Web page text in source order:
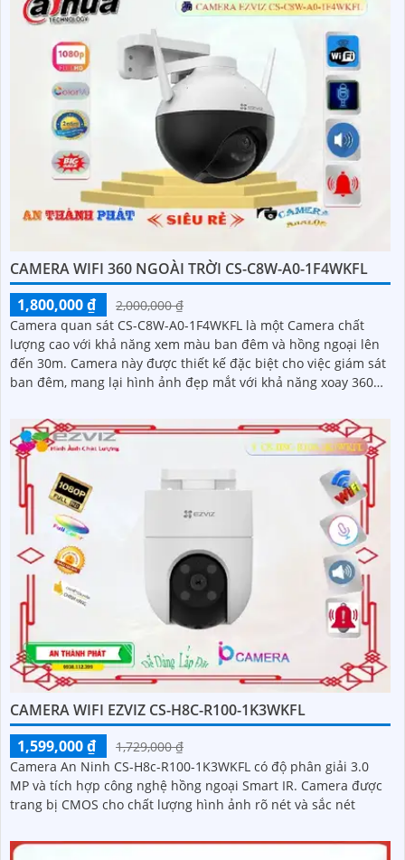
CAMERA WIFI 360 NGOÀI TRỜI CS-C8W-A0-1F4WKFL
1,800,000 ₫
2,000,000 ₫
Camera quan sát CS-C8W-A0-1F4WKFL là một Camera chất
lượng cao với khả năng xem màu ban đêm và hồng ngoại lên
đến 30m. Camera này được thiết kế đặc biệt cho việc giám sát
ban đêm, mang lại hình ảnh đẹp mắt với khả năng xoay 360
CAMERA WIFI EZVIZ CS-H8C-R100-1K3WKFL
1,599,000 ₫
1,729,000 ₫
Camera An Ninh CS-H8c-R100-1K3WKFL có độ phân giải 3.0
MP và tích hợp công nghệ hồng ngoại Smart IR. Camera được
trang bị CMOS cho chất lượng hình ảnh rõ nét và sắc nét